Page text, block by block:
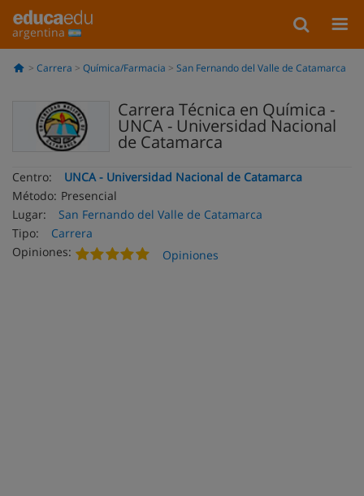
argentina
Carrera Química/Farmacia San Fernando del Valle de Catamarca
Carrera Técnica en Química -
UNCA - Universidad Nacional
de Catamarca
Centro:
UNCA - Universidad Nacional de Catamarca
Método: Presencial
Lugar:
San Fernando del Valle de Catamarca
Tipo:
Carrera
Opiniones:
Opiniones